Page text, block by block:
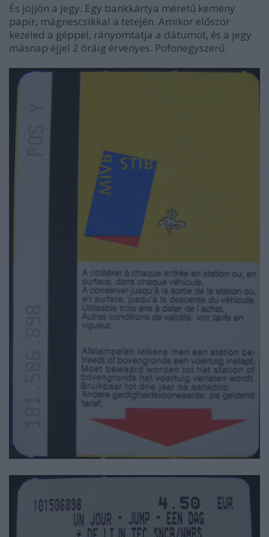
És jöjjön a jegy. Egy bankkártya méretű kemény
papír, mágnescsíkkal a tetején. Amikor először
kezeled a géppel, rányomtatja a dátumot, és a jegy
másnap éjjel 2 óráig érvényes. Pofonegyszerű.